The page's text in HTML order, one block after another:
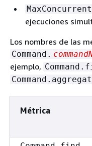
MaxConcurrent
ejecuciones
Los nombres de las
Command.
ejemplo,
Métrica